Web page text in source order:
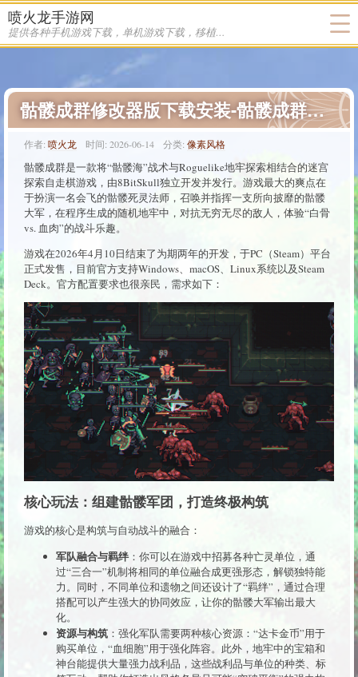
喷火龙手游网
提供各种手机游戏下载，单机游戏下载，移植游戏下载
骷髅成群修改器版下载安装-骷髅成群游戏下载
作者: 喷火龙 时间: 2026-06-14 分类: 像素风格
骷髅成群是一款将“骷髅海”战术与Roguelike地牢探索相结合的迷宫
探索自走棋游戏，由8BitSkull独立开发并发行。游戏最大的爽点在
于扮演一名会飞的骷髅死灵法师，召唤并指挥一支所向披靡的骷髅
大军，在程序生成的随机地牢中，对抗无穷无尽的敌人，体验“白骨
vs. 血肉”的战斗乐趣。
游戏在2026年4月10日结束了为期两年的开发，于PC（Steam）平台
正式发售，目前官方支持Windows、macOS、Linux系统以及Steam
Deck。官方配置要求也很亲民，需求如下：
核心玩法：组建骷髅军团，打造终极构筑
游戏的核心是构筑与自动战斗的融合：
军队融合与羁绊 ：你可以在游戏中招募各种亡灵单位，通
过“三合一”机制将相同的单位融合成更强形态，解锁独特能
力。同时，不同单位和遗物之间还设计了“羁绊”，通过合理
搭配可以产生强大的协同效应，让你的骷髅大军输出最大
化。
资源与构筑 ：强化军队需要两种核心资源：“达卡金币”用于
购买单位，“血细胞”用于强化阵容。此外，地牢中的宝箱和
神台能提供大量强力战利品，这些战利品与单位的种类、标